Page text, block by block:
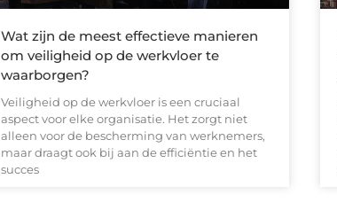
Wat zijn de meest effectieve manieren
om veiligheid op de werkvloer te
waarborgen?
Veiligheid op de werkvloer is een cruciaal
aspect voor elke organisatie. Het zorgt niet
alleen voor de bescherming van werknemers,
maar draagt ook bij aan de efficiëntie en het
succes